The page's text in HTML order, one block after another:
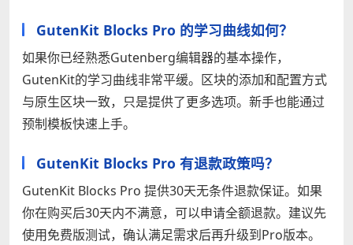
GutenKit Blocks Pro 的学习曲线如何？
如果你已经熟悉Gutenberg编辑器的基本操作，
GutenKit的学习曲线非常平缓。区块的添加和配置方式
与原生区块一致，只是提供了更多选项。新手也能通过
预制模板快速上手。
GutenKit Blocks Pro 有退款政策吗？
GutenKit Blocks Pro 提供30天无条件退款保证。如果
你在购买后30天内不满意，可以申请全额退款。建议先
使用免费版测试，确认满足需求后再升级到Pro版本。